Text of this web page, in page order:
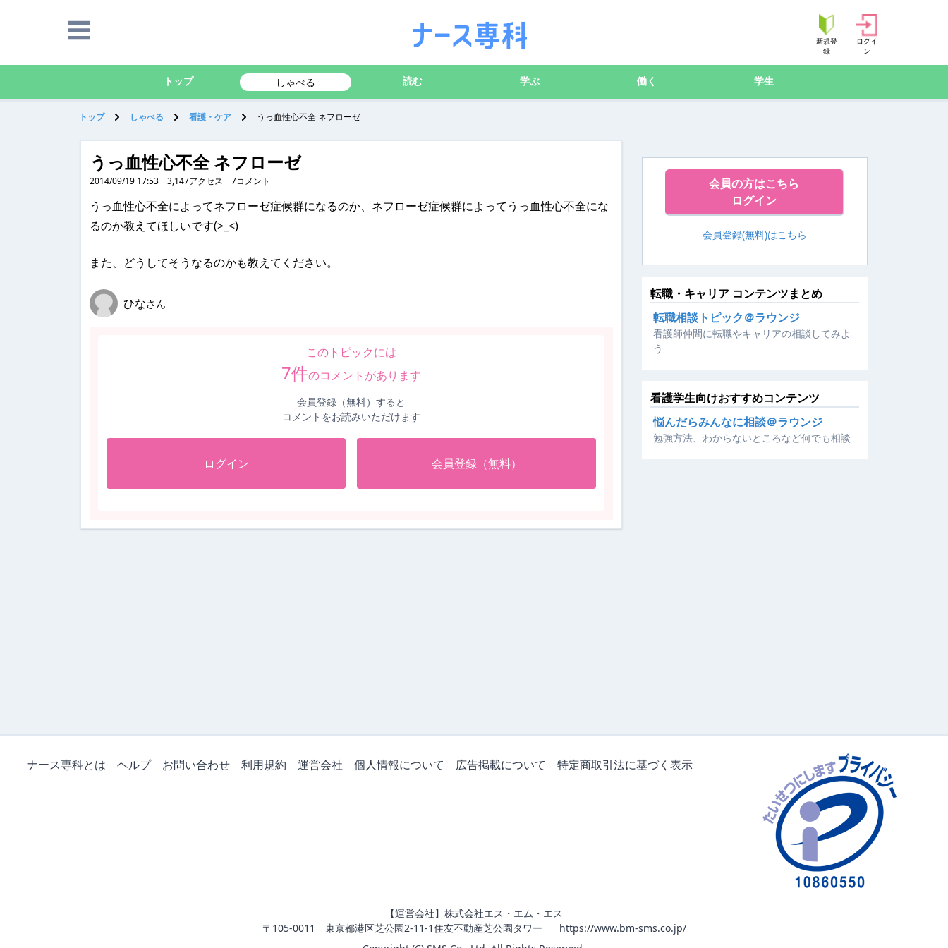
新規登
録
ログイ
ン
トップ しゃべる 読む 学ぶ 働く 学生
トップ しゃべる 看護・ケア うっ血性心不全 ネフローゼ
うっ血性心不全 ネフローゼ
2014/09/19 17:53 3,147アクセス 7コメント
うっ血性心不全によってネフローゼ症候群になるのか、ネフローゼ症候群によってうっ血性心不全にな
るのか教えてほしいです(>_<)
また、どうしてそうなるのかも教えてください。
ひなさん
このトピックには
7件のコメントがあります
会員登録（無料）すると
コメントをお読みいただけます
ログイン 会員登録（無料）
会員の方はこちら
ログイン
会員登録(無料)はこちら
転職・キャリア コンテンツまとめ
転職相談トピック＠ラウンジ
看護師仲間に転職やキャリアの相談してみよ
う
看護学生向けおすすめコンテンツ
悩んだらみんなに相談＠ラウンジ
勉強方法、わからないところなど何でも相談
ナース専科とは ヘルプ お問い合わせ 利用規約 運営会社 個人情報について 広告掲載について 特定商取引法に基づく表示
【運営会社】株式会社エス・エム・エス
〒105-0011 東京都港区芝公園2-11-1住友不動産芝公園タワー
https://www.bm-sms.co.jp/